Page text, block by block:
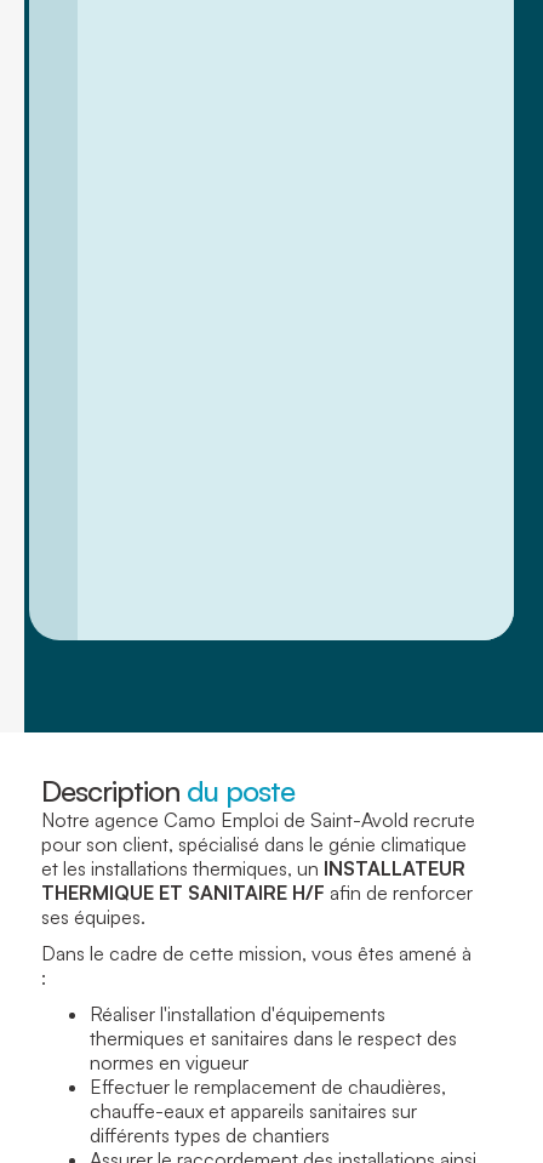
Description du poste
Notre agence Camo Emploi de Saint-Avold recrute
pour son client, spécialisé dans le génie climatique
et les installations thermiques, un INSTALLATEUR
THERMIQUE ET SANITAIRE H/F afin de renforcer
ses équipes.
Dans le cadre de cette mission, vous êtes amené à
:
Réaliser l'installation d'équipements
thermiques et sanitaires dans le respect des
normes en vigueur
Effectuer le remplacement de chaudières,
chauffe-eaux et appareils sanitaires sur
différents types de chantiers